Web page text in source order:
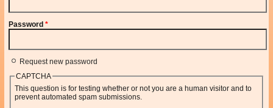
Password*
Request new password
CAPTCHA
This question is for testing whether or not you are a human visitor and to
prevent automated spam submissions.